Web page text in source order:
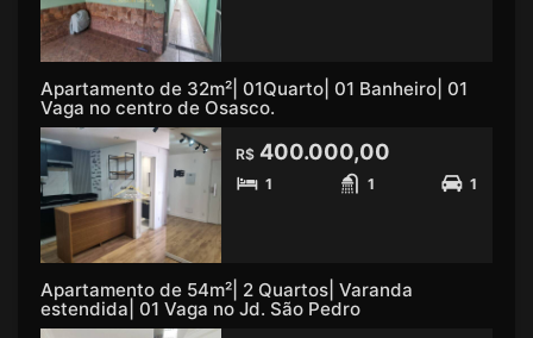
Apartamento de 32m²| 01Quarto| 01 Banheiro| 01
Vaga no centro de Osasco.
R$ 400.000,00
1 1 1
Apartamento de 54m²| 2 Quartos| Varanda
estendida| 01 Vaga no Jd. São Pedro